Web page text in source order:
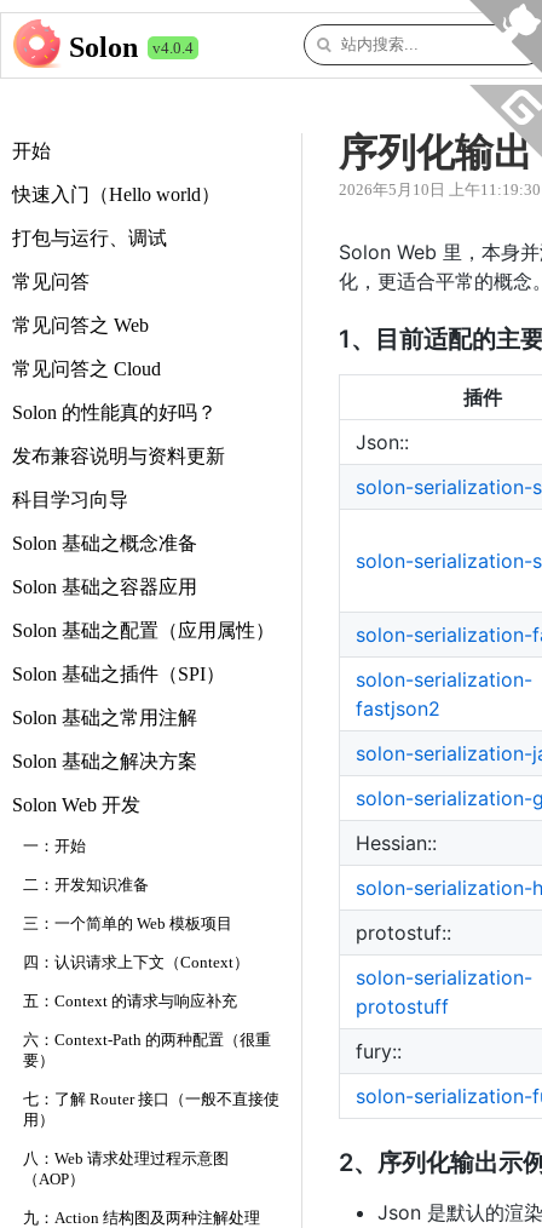
Solon v4.0.4
开始
快速入门（Hello world）
打包与运行、调试
常见问答
常见问答之 Web
常见问答之 Cloud
Solon 的性能真的好吗？
发布兼容说明与资料更新
科目学习向导
Solon 基础之概念准备
Solon 基础之容器应用
Solon 基础之配置（应用属性）
Solon 基础之插件（SPI）
Solon 基础之常用注解
Solon 基础之解决方案
Solon Web 开发
一：开始
二：开发知识准备
三：一个简单的 Web 模板项目
四：认识请求上下文（Context）
五：Context 的请求与响应补充
六：Context-Path 的两种配置（很重
要）
七：了解 Router 接口（一般不直接使
用）
八：Web 请求处理过程示意图
（AOP）
九：Action 结构图及两种注解处理
序列化输
2026年5月10日 上午11:19:30
Solon Web 里，本身
化，更适合平常的概念
1、目前适配的主
插件
Json::
solon-serialization-
solon-serialization-
solon-serialization-
solon-serialization-
fastjson2
solon-serialization-
solon-serialization-
Hessian::
solon-serialization-
protostuf::
solon-serialization-
protostuff
fury::
solon-serialization-
2、序列化输出示
Json 是默认的渲